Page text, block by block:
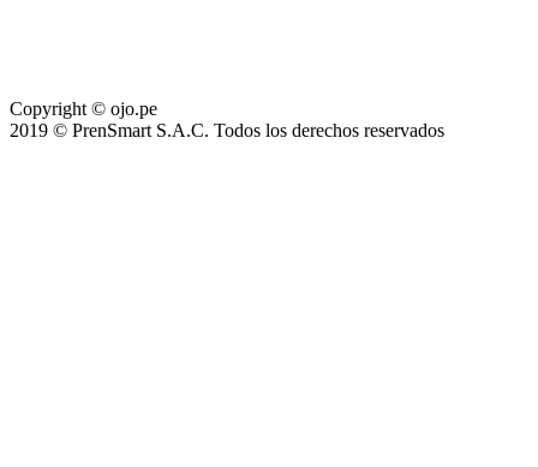
Copyright © ojo.pe
2019 © PrenSmart S.A.C. Todos los derechos reservados